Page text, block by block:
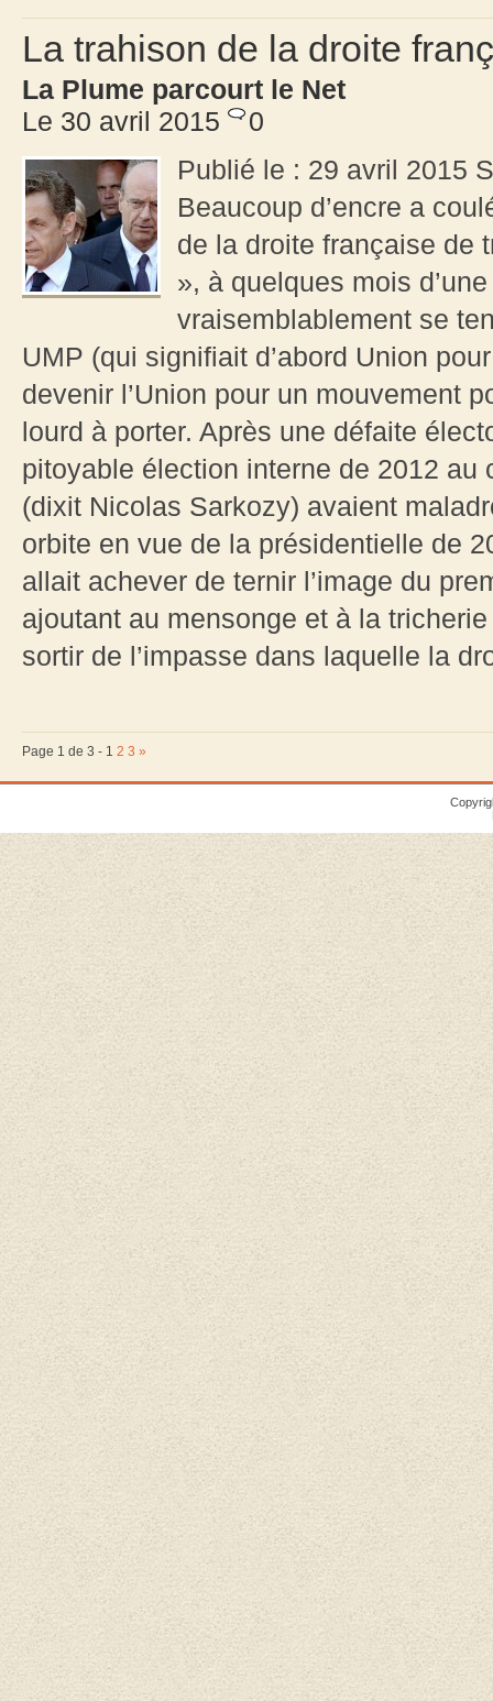
La trahison de la droite
La Plume parcourt le Net
Le 30 avril 2015
0
Publié le : 29 avril 2015
Beaucoup d’encre a
de la droite française de
», à quelques mois
vraisemblablement se
UMP (qui signifiait d’abord Union
devenir l’Union pour un mouvement
lourd à porter. Après une défaite
pitoyable élection interne de 2012
(dixit Nicolas Sarkozy) avaient
orbite en vue de la présidentielle de
allait achever de ternir l’image du
ajoutant au mensonge et à la
sortir de l’impasse dans laquelle la
Page 1 de 3 - 1 2 3 »